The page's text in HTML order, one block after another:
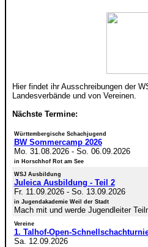
Hier findet ihr Ausschreibungen der
Landesverbände und von Vereinen.
Nächste Termine:
Württembergische Schachjugend
BW Sommercamp 2026
Mo. 31.08.2026- So. 06.09.2026
in Horschhof Rot am See
WSJ Ausbildung
Juleica Ausbildung - Teil 2
Fr. 11.09.2026- So. 13.09.2026
in Jugendakademie Weil der Stadt
Mach mit und werde Jugendleiter
Vereine
1. Talhof-Open-
Sa. 12.09.2026